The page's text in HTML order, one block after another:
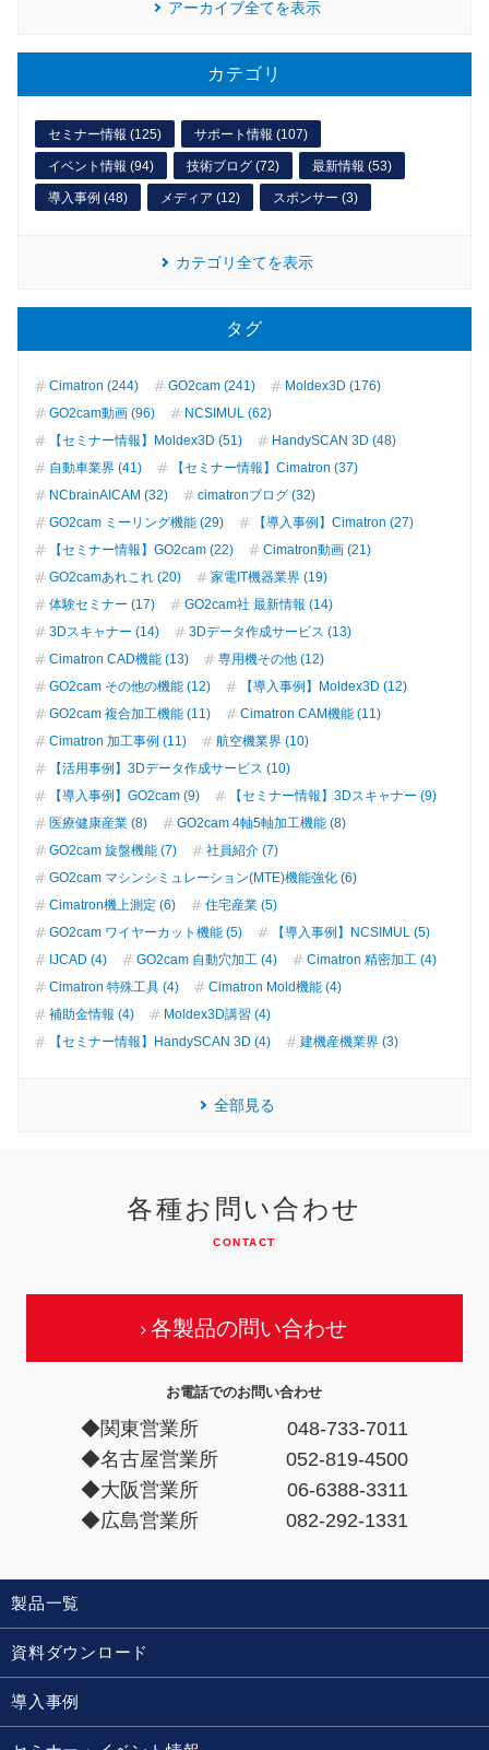
アーカイブ全てを表示
カテゴリ
セミナー情報 (125) サポート情報 (107)
イベント情報 (94) 技術ブログ (72) 最新情報 (53)
導入事例 (48) メディア (12) スポンサー (3)
カテゴリ全てを表示
タグ
Cimatron (244) GO2cam (241)
Moldex3D (176)
GO2cam動画 (96)
NCSIMUL (62)
【セミナー情報】Moldex3D (51)
HandySCAN 3D (48)
自動車業界 (41)
【セミナー情報】Cimatron (37)
NCbrainAICAM (32)
cimatronブログ (32)
GO2cam ミーリング機能 (29)
【導入事例】Cimatron (27)
【セミナー情報】GO2cam (22)
Cimatron動画 (21)
GO2camあれこれ (20)
家電IT機器業界 (19)
体験セミナー (17)
GO2cam社 最新情報 (14)
3Dスキャナー (14)
3Dデータ作成サービス (13)
Cimatron CAD機能 (13)
専用機その他 (12)
GO2cam その他の機能 (12)
【導入事例】Moldex3D (12)
GO2cam 複合加工機能 (11)
Cimatron CAM機能 (11)
Cimatron 加工事例 (11)
航空機業界 (10)
【活用事例】3Dデータ作成サービス (10)
【導入事例】GO2cam (9)
【セミナー情報】3Dスキャナー (9)
医療健康産業 (8)
GO2cam 4軸5軸加工機能 (8)
GO2cam 旋盤機能 (7)
社員紹介 (7)
GO2cam マシンシミュレーション(MTE)機能強化 (6)
Cimatron機上測定 (6)
住宅産業 (5)
GO2cam ワイヤーカット機能 (5)
【導入事例】NCSIMUL (5)
IJCAD (4)
GO2cam 自動穴加工 (4)
Cimatron 精密加工 (4)
Cimatron 特殊工具 (4)
Cimatron Mold機能 (4)
補助金情報 (4)
Moldex3D講習 (4)
【セミナー情報】HandySCAN 3D (4)
建機産機業界 (3)
全部見る
各種お問い合わせ
CONTACT
各製品の問い合わせ
お電話でのお問い合わせ
◆関東営業所
048-733-7011
◆名古屋営業所
052-819-4500
◆大阪営業所
06-6388-3311
◆広島営業所
082-292-1331
製品一覧
資料ダウンロード
導入事例